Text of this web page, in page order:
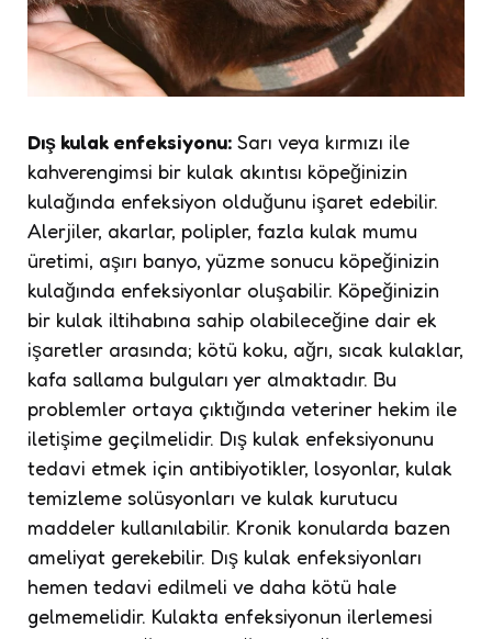
Dış kulak enfeksiyonu: Sarı veya kırmızı ile
kahverengimsi bir kulak akıntısı köpeğinizin
kulağında enfeksiyon olduğunu işaret edebilir.
Alerjiler, akarlar, polipler, fazla kulak mumu
üretimi, aşırı banyo, yüzme sonucu köpeğinizin
kulağında enfeksiyonlar oluşabilir. Köpeğinizin
bir kulak iltihabına sahip olabileceğine dair ek
işaretler arasında; kötü koku, ağrı, sıcak kulaklar,
kafa sallama bulguları yer almaktadır. Bu
problemler ortaya çıktığında veteriner hekim ile
iletişime geçilmelidir. Dış kulak enfeksiyonunu
tedavi etmek için antibiyotikler, losyonlar, kulak
temizleme solüsyonları ve kulak kurutucu
maddeler kullanılabilir. Kronik konularda bazen
ameliyat gerekebilir. Dış kulak enfeksiyonları
hemen tedavi edilmeli ve daha kötü hale
gelmemelidir. Kulakta enfeksiyonun ilerlemesi